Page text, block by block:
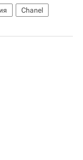
Chanel